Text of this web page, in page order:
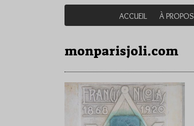
ACCUEIL À PROPOS
monparisjoli.com